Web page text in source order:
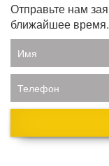
Отправьте нам
ближайшее время.
Имя
Телефон